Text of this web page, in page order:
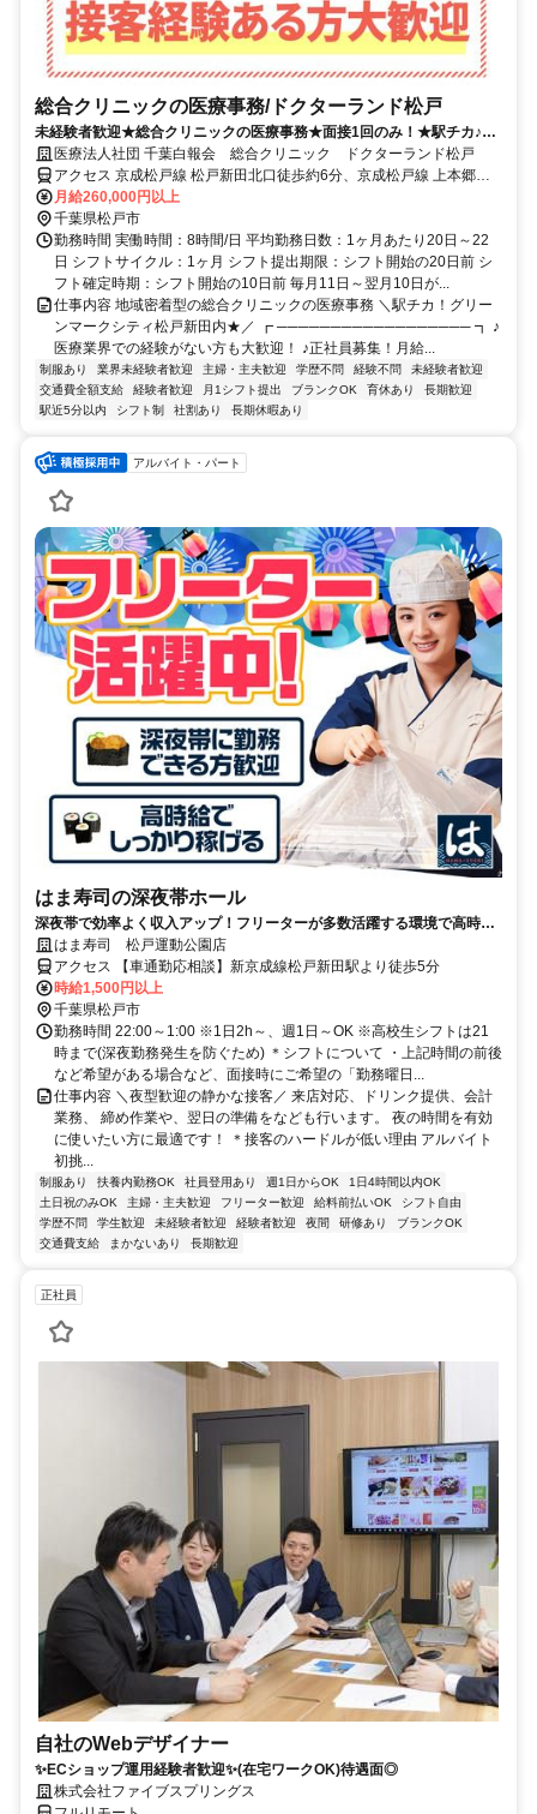
総合クリニックの医療事務/ドクターランド松戸
未経験者歓迎★総合クリニックの医療事務★面接1回のみ！★駅チカ♪グ
リーンマークシティ松戸新田内★
医療法人社団 千葉白報会 総合クリニック ドクターランド松戸
アクセス 京成松戸線 松戸新田北口徒歩約6分、京成松戸線 上本郷北
口徒歩約6分、京成松戸線 みのり台北口徒歩約12分 新京成線「松戸
新田駅」より徒歩5分
月給260,000円以上
千葉県松戸市
勤務時間 実働時間：8時間/日 平均勤務日数：1ヶ月あたり20日～22
日 シフトサイクル：1ヶ月 シフト提出期限：シフト開始の20日前 シ
フト確定時期：シフト開始の10日前 毎月11日～翌月10日が...
仕事内容 地域密着型の総合クリニックの医療事務 ＼駅チカ！グリー
ンマークシティ松戸新田内★／ ┏ ────────────────── ┓ ♪
医療業界での経験がない方も大歓迎！ ♪正社員募集！月給...
制服あり 業界未経験者歓迎 主婦・主夫歓迎 学歴不問 経験不問
未経験者歓迎
交通費全額支給
経験者歓迎 月1シフト提出 ブランクOK 育休あり
長期歓迎
駅近5分以内
シフト制 社割あり 長期休暇あり
アルバイト・パート
はま寿司の深夜帯ホール
深夜帯で効率よく収入アップ！フリーターが多数活躍する環境で高時給
で働きませんか？
はま寿司 松戸運動公園店
アクセス 【車通勤応相談】新京成線松戸新田駅より徒歩5分
時給1,500円以上
千葉県松戸市
勤務時間 22:00～1:00 ※1日2h～、週1日～OK ※高校生シフトは21
時まで(深夜勤務発生を防ぐため) ＊シフトについて ・上記時間の前後
など希望がある場合など、面接時にご希望の「勤務曜日...
仕事内容 ＼夜型歓迎の静かな接客／ 来店対応、ドリンク提供、会計
業務、 締め作業や、翌日の準備をなども行います。 夜の時間を有効
に使いたい方に最適です！ ＊接客のハードルが低い理由 アルバイト
初挑...
制服あり 扶養内勤務OK 社員登用あり 週1日からOK
1日4時間以内OK
土日祝のみOK
主婦・主夫歓迎 フリーター歓迎 給料前払いOK
シフト自由
学歴不問
学生歓迎 未経験者歓迎 経験者歓迎 夜間 研修あり
ブランクOK
交通費支給
まかないあり 長期歓迎
正社員
自社のWebデザイナー
✨ECショップ運用経験者歓迎✨(在宅ワークOK)待遇面◎
株式会社ファイブスプリングス